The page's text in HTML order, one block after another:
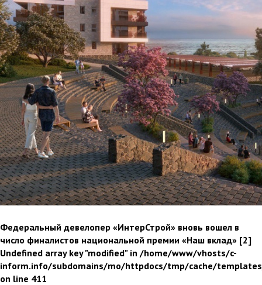
Федеральный девелопер «ИнтерСтрой» вновь вошел в
число финалистов национальной премии «Наш вклад» [2]
Undefined array key "modified" in /home/www/vhosts/c-
inform.info/subdomains/mo/httpdocs/tmp/cache/
on line 411